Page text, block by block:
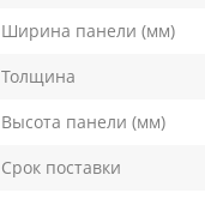
Ширина панели (мм)
Толщина
Высота панели (мм)
Срок поставки